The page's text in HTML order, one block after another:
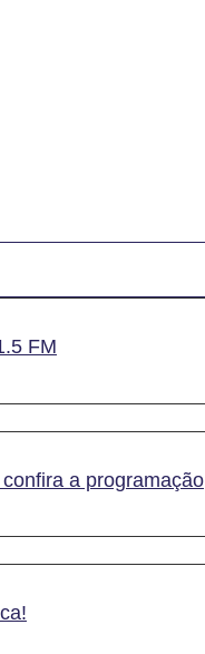
FM
a programação